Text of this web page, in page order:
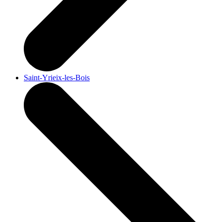
Saint-Yrieix-les-Bois